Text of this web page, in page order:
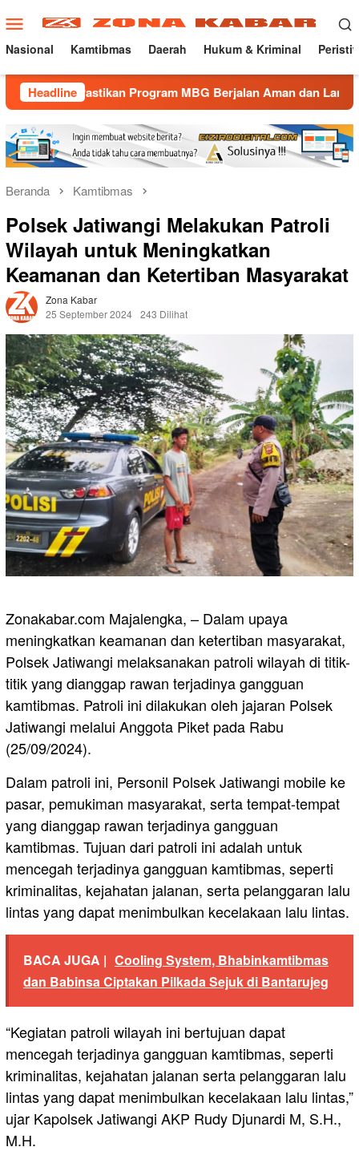
ke
konten
Menu
Mobile
Nasional Kamtibmas Daerah Hukum & Kriminal
Headline
Program MBG Berjalan Aman dan Lancar Gatur
Beranda Kamtibmas
Polsek Jatiwangi Melakukan Patroli
Wilayah untuk Meningkatkan
Keamanan dan Ketertiban Masyarakat
Zona Kabar
25 September 2024 243 Dilihat
Zonakabar.com Majalengka, – Dalam upaya
meningkatkan keamanan dan ketertiban masyarakat,
Polsek Jatiwangi melaksanakan patroli wilayah di titik-
titik yang dianggap rawan terjadinya gangguan
kamtibmas. Patroli ini dilakukan oleh jajaran Polsek
Jatiwangi melalui Anggota Piket pada Rabu
(25/09/2024).
Dalam patroli ini, Personil Polsek Jatiwangi mobile ke
pasar, pemukiman masyarakat, serta tempat-tempat
yang dianggap rawan terjadinya gangguan
kamtibmas. Tujuan dari patroli ini adalah untuk
mencegah terjadinya gangguan kamtibmas, seperti
kriminalitas, kejahatan jalanan, serta pelanggaran lalu
lintas yang dapat menimbulkan kecelakaan lalu lintas.
BACA JUGA | Cooling System, Bhabinkamtibmas
dan Babinsa Ciptakan Pilkada Sejuk di Bantarujeg
“Kegiatan patroli wilayah ini bertujuan dapat
mencegah terjadinya gangguan kamtibmas, seperti
kriminalitas, kejahatan jalanan serta pelanggaran lalu
lintas yang dapat menimbulkan kecelakaan lalu lintas,”
ujar Kapolsek Jatiwangi AKP Rudy Djunardi M, S.H.,
M.H.